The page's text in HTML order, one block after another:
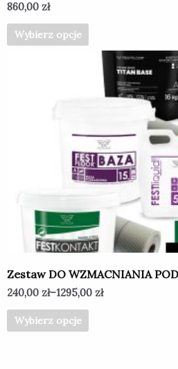
860,00 zł
Wybierz opcje
Zestaw DO WZMACNIANIA
240,00 zł–1295,00 zł
Wybierz opcje
stronie